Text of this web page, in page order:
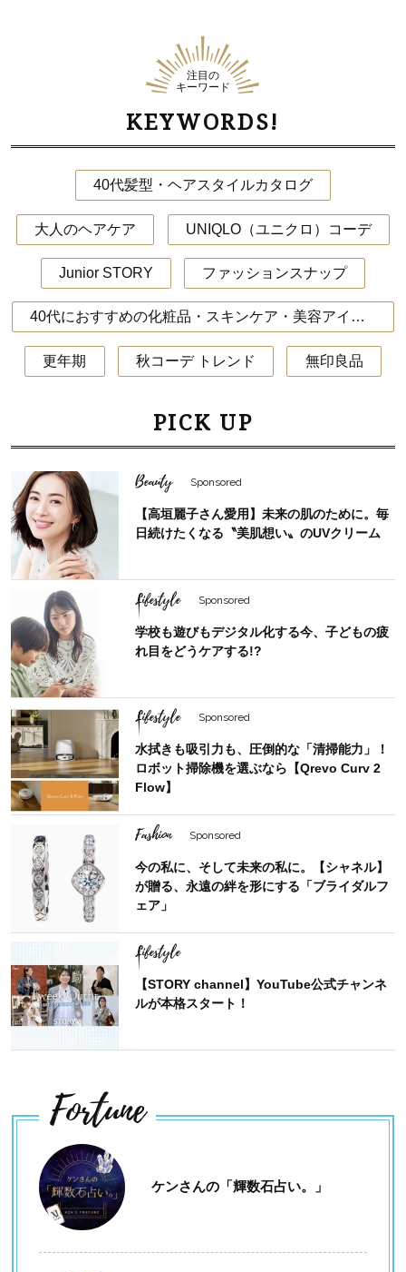
注目の
キーワード
KEYWORDS!
40代髪型・ヘアスタイルカタログ
大人のヘアケア UNIQLO（ユニクロ）コーデ
Junior STORY ファッションスナップ
40代におすすめの化粧品・スキンケア・美容アイテム
更年期 秋コーデ トレンド 無印良品
PICK UP
Beauty Sponsored
【高垣麗子さん愛用】未来の肌のために。毎
日続けたくなる〝美肌想い〟のUVクリーム
Lifestyle Sponsored
学校も遊びもデジタル化する今、子どもの疲
れ目をどうケアする!?
Lifestyle Sponsored
水拭きも吸引力も、圧倒的な「清掃能力」！
ロボット掃除機を選ぶなら【Qrevo Curv 2
Flow】
Fashion Sponsored
今の私に、そして未来の私に。【シャネル】
が贈る、永遠の絆を形にする「ブライダルフ
ェア」
Lifestyle
【STORY channel】YouTube公式チャンネ
ルが本格スタート！
Fortune
ケンさんの「輝数石占い。」